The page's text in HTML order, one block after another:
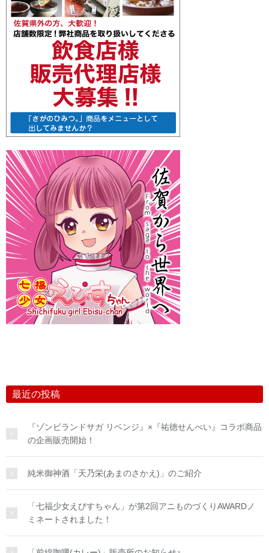
最近の投稿
『ゾンビランドサガ リベンジ』×『祐徳せんべい』コラボ商品
の企画販売開始！
純米御神酒「天乃栄(あまのさかえ)」のご紹介
「七福少女えびすちゃん」が第2回アニものづくりAWARDノ
ミネートされました！